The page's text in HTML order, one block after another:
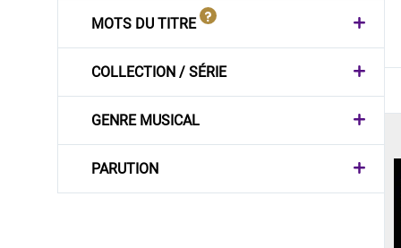
MOTS DU TITRE
COLLECTION / SÉRIE
GENRE MUSICAL
PARUTION